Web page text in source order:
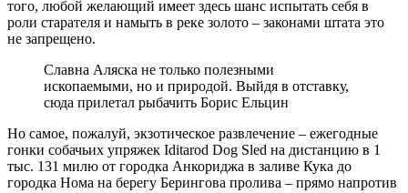
того, любой желающий имеет здесь шанс испытать себя в
роли старателя и намыть в реке золото – законами штата это
не запрещено.
Славна Аляска не только полезными
ископаемыми, но и природой. Выйдя в отставку,
сюда прилетал рыбачить Борис Ельцин
Но самое, пожалуй, экзотическое развлечение – ежегодные
гонки собачьих упряжек Iditarod Dog Sled на дистанцию в 1
тыс. 131 милю от городка Анкориджа в заливе Кука до
городка Нома на берегу Берингова пролива – прямо напротив